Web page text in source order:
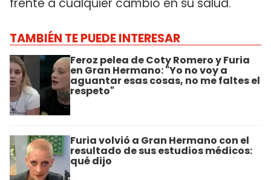
TAMBIÉN TE PUEDE INTERESAR
Feroz pelea de Coty Romero y Furia
en Gran Hermano: "Yo no voy a
aguantar esas cosas, no me faltes el
respeto"
Furia volvió a Gran Hermano con el
resultado de sus estudios médicos:
qué dijo